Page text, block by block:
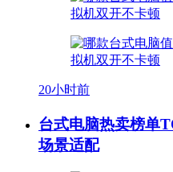
20小时前
台式电脑热卖榜单
场景适配